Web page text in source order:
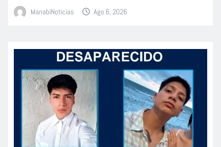
ManabiNoticias Ago 6, 2026